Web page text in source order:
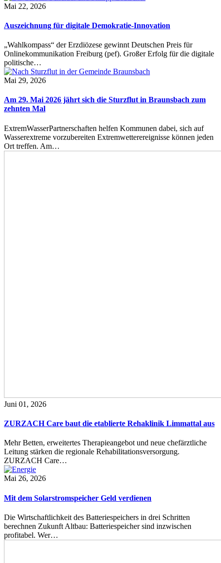
Mai 22, 2026
Auszeichnung für digitale Demokratie-Innovation
„Wahlkompass“ der Erzdiözese gewinnt Deutschen Preis für
Onlinekommunikation Freiburg (pef). Großer Erfolg für die digitale
politische…
Mai 29, 2026
Am 29. Mai 2026 jährt sich die Sturzflut in Braunsbach zum
zehnten Mal
ExtremWasserPartnerschaften helfen Kommunen dabei, sich auf
Wasserextreme vorzubereiten Extremwetterereignisse können jeden
Ort treffen. Am…
Juni 01, 2026
ZURZACH Care baut die etablierte Rehaklinik Limmattal aus
Mehr Betten, erweitertes Therapieangebot und neue chefärztliche
Leitung stärken die regionale Rehabilitationsversorgung.
ZURZACH Care…
Mai 26, 2026
Mit dem Solarstromspeicher Geld verdienen
Die Wirtschaftlichkeit des Batteriespeichers in drei Schritten
berechnen Zukunft Altbau: Batteriespeicher sind inzwischen
profitabel. Wer…